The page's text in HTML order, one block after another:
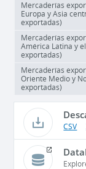
Mercaderías
Europa y Asia
exportadas)
Mercaderías
América Latina y
exportadas)
Mercaderías
Oriente Medio y
exportadas)
CSV